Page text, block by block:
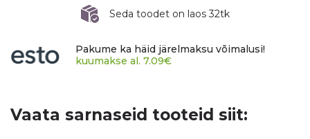
Seda toodet on laos 32tk
Pakume ka häid järelmaksu võimalusi!
kuumakse al. 7.09€
Vaata sarnaseid tooteid siit: